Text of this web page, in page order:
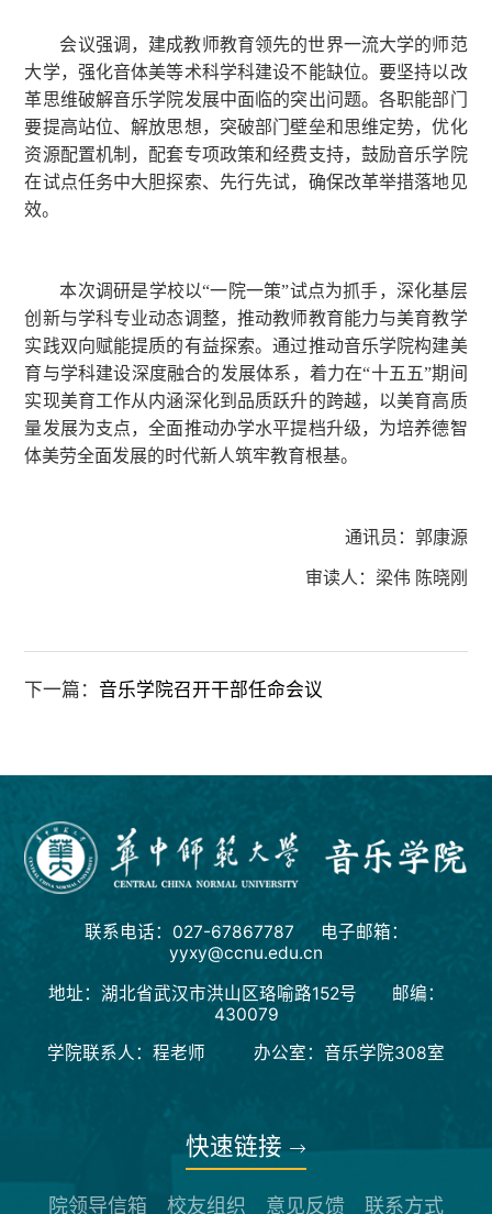
会议强调，建成教师教育领先的世界一流大学的师范
大学，强化音体美等术科学科建设不能缺位。要坚持以改
革思维破解音乐学院发展中面临的突出问题。各职能部门
要提高站位、解放思想，突破部门壁垒和思维定势，优化
资源配置机制，配套专项政策和经费支持，鼓励音乐学院
在试点任务中大胆探索、先行先试，确保改革举措落地见
效。
本次调研是学校以“一院一策”试点为抓手，深化基层
创新与学科专业动态调整，推动教师教育能力与美育教学
实践双向赋能提质的有益探索。通过推动音乐学院构建美
育与学科建设深度融合的发展体系，着力在“十五五”期间
实现美育工作从内涵深化到品质跃升的跨越，以美育高质
量发展为支点，全面推动办学水平提档升级，为培养德智
体美劳全面发展的时代新人筑牢教育根基。
通讯员：郭康源
审读人：梁伟 陈晓刚
下一篇： 音乐学院召开干部任命会议
联系电话：027-67867787 电子邮箱：
yyxy@ccnu.edu.cn
地址：湖北省武汉市洪山区珞喻路152号 邮编：
430079
学院联系人：程老师 办公室：音乐学院308室
快速链接
院领导信箱 校友组织 意见反馈 联系方式